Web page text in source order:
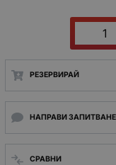
РЕЗЕРВИРАЙ
НАПРАВИ ЗАПИТВАНЕ
СРАВНИ